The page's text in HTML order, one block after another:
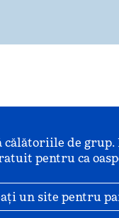
de grup.
pentru ca
o filă nouă
un site pentru